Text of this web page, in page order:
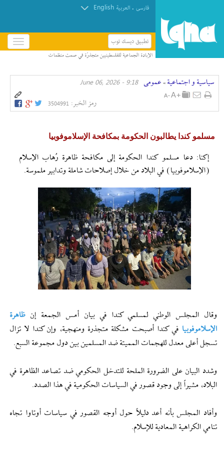
فارسی . العربیة English
تطبيق ديسك توب
باز
و
کردن
سیاسیة و اجتماعیة » عمومی 9:18 - June 06, 2026
رمز الخبر: 3504991
مسلمو كندا يطالبون الحكومة بمكافحة الإسلاموفوبيا
إکنا: دعا مسلمو كندا الحكومة إلى مكافحة ظاهرة رُهاب الإسلام
(الإسلاموفوبيا) في البلاد من خلال إصلاحات شاملة وتدابير ملموسة.
وقال المجلس الوطني لمسلمي كندا في بيان أمس الجمعة إن ظاهرة
الإسلاموفوبيا في كندا أصبحت مشكلة متجذرة ومنهجية، وإن كندا لا تزال
تسجل أعلى معدل للهجمات المميتة ضد المسلمين بين دول مجموعة السبع.
وشدد البيان على الضرورة الملحة للتدخل الحكومي ضد تصاعد الظاهرة في
البلاد، مشيراً إلى وجود قصور في السياسات الحكومية في هذا الصدد.
وأفاد المجلس بأنه أعد دليلاً حول أوجه القصور في سياسات أوتاوا تجاه
تنامي الكراهية المعادية للإسلام.